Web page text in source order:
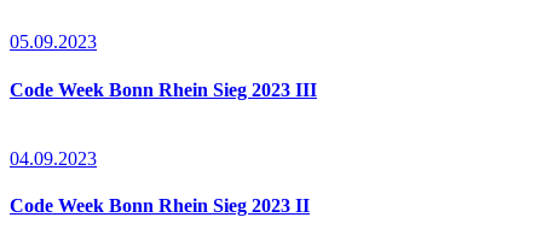
05.09.2023
Code Week Bonn Rhein Sieg 2023 III
04.09.2023
Code Week Bonn Rhein Sieg 2023 II